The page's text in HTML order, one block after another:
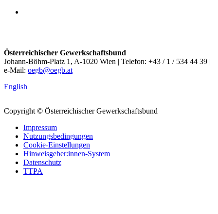
Österreichischer Gewerkschaftsbund
Johann-Böhm-Platz 1, A-1020 Wien | Telefon: +43 / 1 / 534 44 39 |
e-Mail: oegb@oegb.at
English
Copyright © Österreichischer Gewerkschaftsbund
Impressum
Nutzungsbedingungen
Cookie-Einstellungen
Hinweisgeber:innen-System
Datenschutz
TTPA